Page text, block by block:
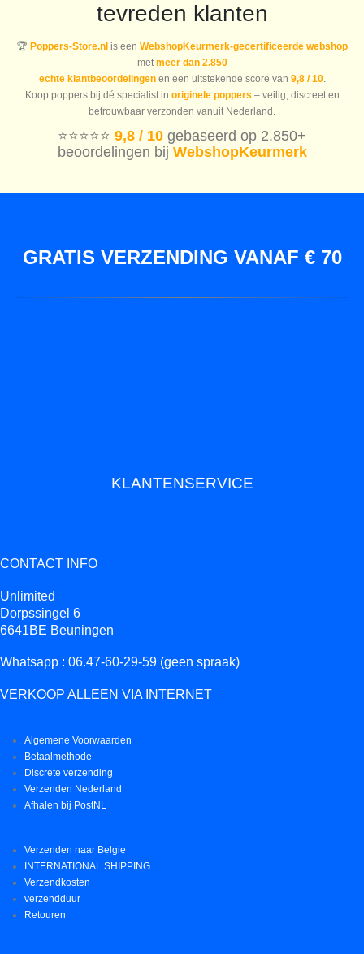
tevreden klanten
🏆 Poppers-Store.nl is een WebshopKeurmerk-gecertificeerde webshop
met meer dan 2.850
echte klantbeoordelingenen een uitstekende score van 9,8 / 10.
Koop poppers bij dé specialist in originele poppers – veilig, discreet en
betrouwbaar verzonden vanuit Nederland.
⭐️⭐️⭐️⭐️⭐️ 9,8 / 10 gebaseerd op 2.850+
beoordelingen bij WebshopKeurmerk
GRATIS VERZENDING VANAF € 70
KLANTENSERVICE
CONTACT INFO
Unlimited
Dorpssingel 6
6641BE Beuningen
Whatsapp : 06.47-60-29-59 (geen spraak)
VERKOOP ALLEEN VIA INTERNET
Algemene Voorwaarden
Betaalmethode
Discrete verzending
Verzenden Nederland
Afhalen bij PostNL
Verzenden naar Belgie
INTERNATIONAL SHIPPING
Verzendkosten
verzendduur
Retouren